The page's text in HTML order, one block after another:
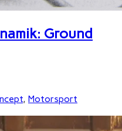
Ground
, Motorsport